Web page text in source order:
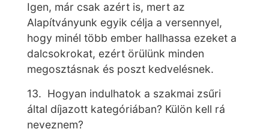
Igen, már csak azért is, mert az
Alapítványunk egyik célja a versennyel,
hogy minél több ember hallhassa ezeket a
dalcsokrokat, ezért örülünk minden
megosztásnak és poszt kedvelésnek.
13. Hogyan indulhatok a szakmai zsűri
által díjazott kategóriában? Külön kell rá
neveznem?